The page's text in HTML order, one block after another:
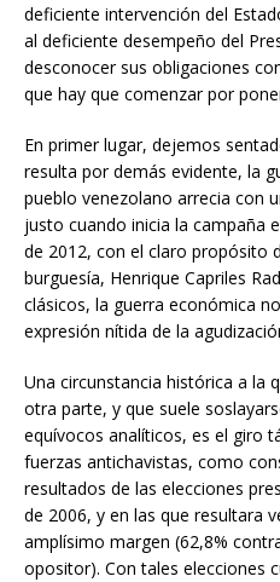
deficiente intervención del
al deficiente desempeño del
desconocer sus obligaciones
que hay que comenzar por
En primer lugar, dejemos
resulta por demás evidente, la
pueblo venezolano arrecia con
justo cuando inicia la campaña
de 2012, con el claro propósito
burguesía, Henrique Capriles
clásicos, la guerra económica
expresión nítida de la
Una circunstancia histórica a la
otra parte, y que suele
equívocos analíticos, es el giro
fuerzas antichavistas, como
resultados de las elecciones
de 2006, y en las que resultara
amplísimo margen (62,8%
opositor). Con tales elecciones